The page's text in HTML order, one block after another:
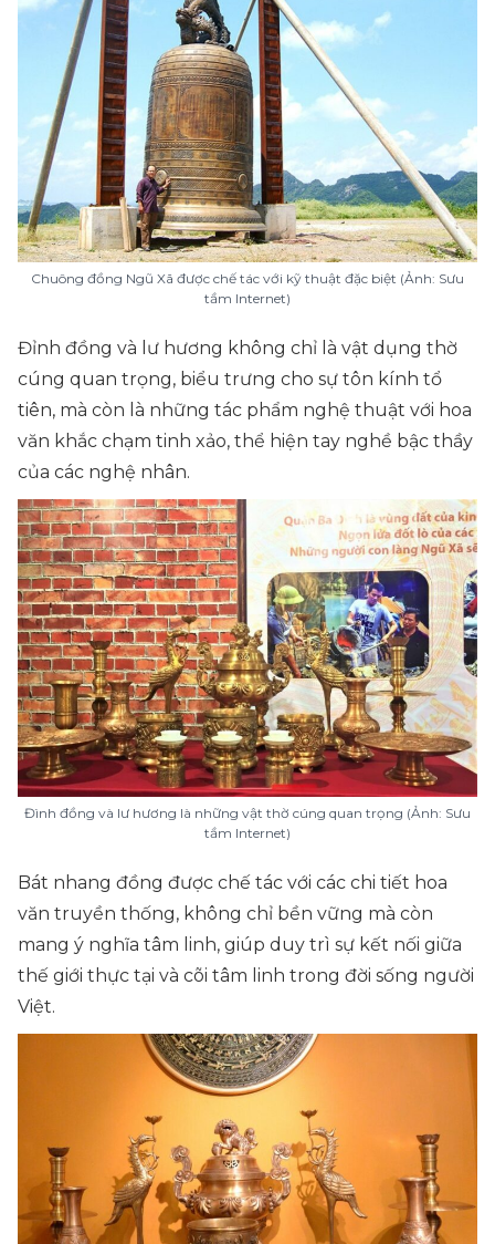
Chuông đồng Ngũ Xã được chế tác với kỹ thuật đặc biệt (Ảnh: Sưu
tầm Internet)
Đỉnh đồng và lư hương không chỉ là vật dụng thờ
cúng quan trọng, biểu trưng cho sự tôn kính tổ
tiên, mà còn là những tác phẩm nghệ thuật với hoa
văn khắc chạm tinh xảo, thể hiện tay nghề bậc thầy
của các nghệ nhân.
Đình đồng và lư hương là những vật thờ cúng quan trọng (Ảnh: Sưu
tầm Internet)
Bát nhang đồng được chế tác với các chi tiết hoa
văn truyền thống, không chỉ bền vững mà còn
mang ý nghĩa tâm linh, giúp duy trì sự kết nối giữa
thế giới thực tại và cõi tâm linh trong đời sống người
Việt.